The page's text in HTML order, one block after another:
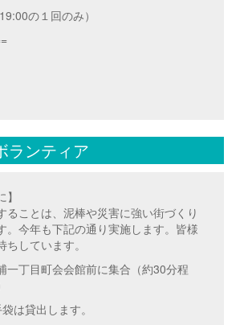
の１回のみ）
ランティア
ることは、泥棒や災害に強い街づくり
。今年も下記の通り実施します。皆様
しています。
一丁目町会会館前に集合（約30分程
は貸出します。